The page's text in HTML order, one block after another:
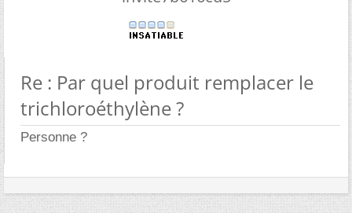
Re : Par quel produit remplacer le
trichloroéthylène ?
Personne ?